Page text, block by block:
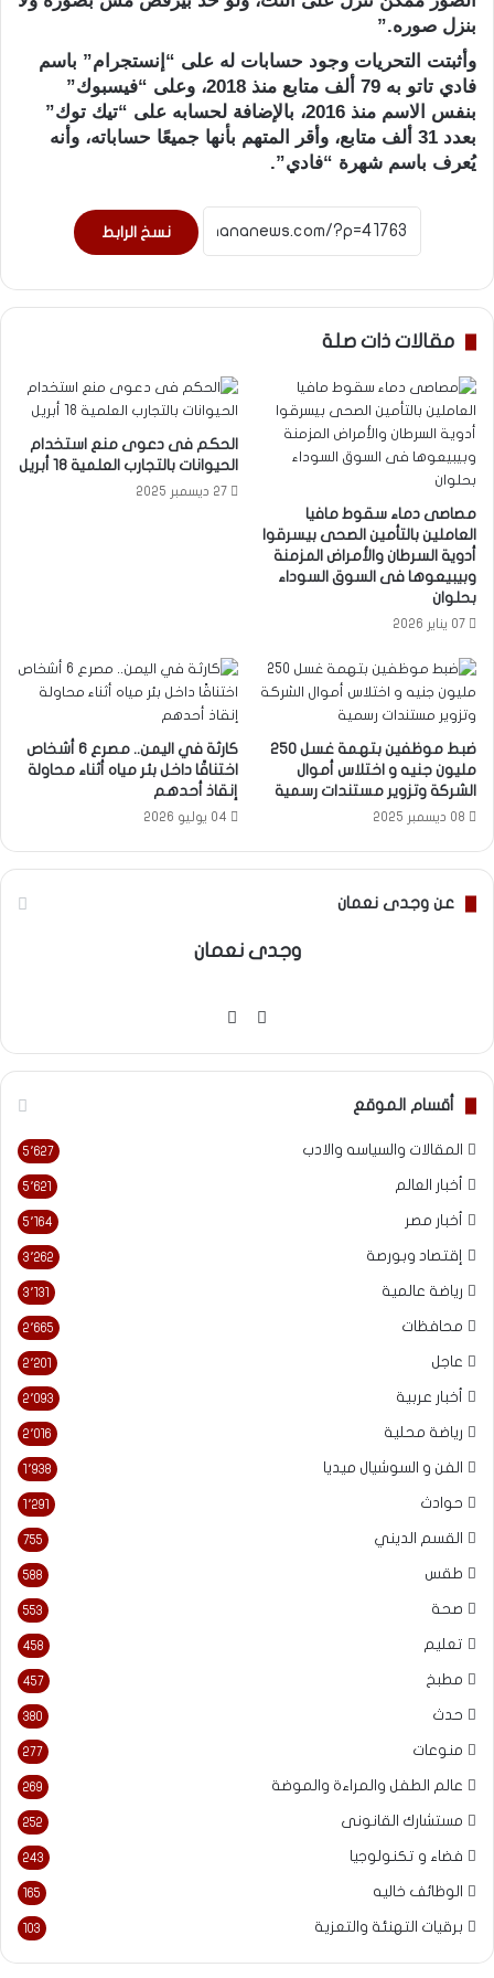
بنزل صوره.”
وأثبتت التحريات وجود حسابات له على “إنستجرام” باسم
فادي تاتو به 79 ألف متابع منذ 2018، وعلى “فيسبوك”
بنفس الاسم منذ 2016، بالإضافة لحسابه على “تيك توك”
بعدد 31 ألف متابع، وأقر المتهم بأنها جميعًا حساباته، وأنه
يُعرف باسم شهرة “فادي”.
نسخ الرابط
مقالات ذات صلة
مصاصى دماء سقوط مافيا
العاملين بالتأمين الصحى بيسرقوا
أدوية السرطان والأمراض المزمنة
وبيبيعوها فى السوق السوداء
بحلوان
07 يناير 2026
الحكم فى دعوى منع استخدام
الحيوانات بالتجارب العلمية 18 أبريل
27 ديسمبر 2025
ضبط موظفين بتهمة غسل 250
مليون جنيه و اختلاس أموال
الشركة وتزوير مستندات رسمية
08 ديسمبر 2025
كارثة في اليمن.. مصرع 6 أشخاص
اختناقًا داخل بئر مياه أثناء محاولة
إنقاذ أحدهم
04 يوليو 2026
عن وجدى نعمان
وجدى نعمان
موقع
أقسام الموقع
المقالات والسياسه والادب 5٬627
أخبار العالم 5٬621
أخبار مصر 5٬164
إقتصاد وبورصة 3٬262
رياضة عالمية 3٬131
محافظات 2٬665
عاجل 2٬201
أخبار عربية 2٬093
رياضة محلية 2٬016
الفن و السوشيال ميديا 1٬938
حوادث 1٬291
القسم الديني 755
طقس 588
صحة 553
تعليم 458
مطبخ 457
حدث 380
منوعات 277
عالم الطفل والمراءة والموضة 269
مستشارك القانونى 252
فضاء و تكنولوجيا 243
الوظائف خاليه 165
برقيات التهنئة والتعزية 103